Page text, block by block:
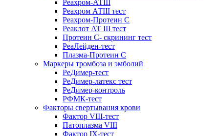
Реахром-АТIII
Реахром АТIII тест
Реахром-Протеин С
Реаклот АТ III тест
Протеин С- скрининг тест
РеаЛейден-тест
Плазма-Протеин С
Маркеры тромбоза и эмболий
РеДимер-тест
РеДимер-латекс тест
РеДимер-контроль
РФМК-тест
Факторы свертывания крови
Фактор VIII-тест
Патоплазма VIII
Фактор IX-тест